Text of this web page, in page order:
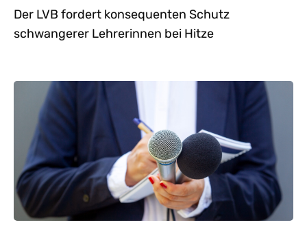
Der LVB fordert konsequenten Schutz
schwangerer Lehrerinnen bei Hitze